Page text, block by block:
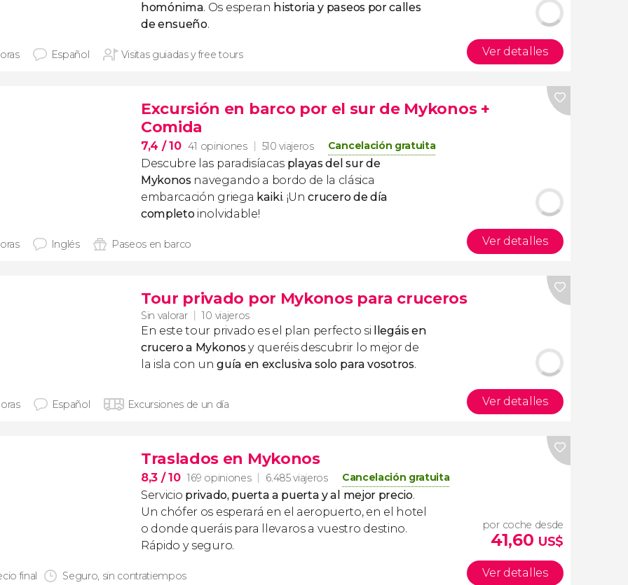
homónima. Os esperan historia y paseos por calles
de ensueño.
Español Visitas guiadas y free tours Ver detalles
Excursión en barco por el sur de Mykonos +
Comida
7,4 / 10 41 opiniones 510 viajeros Cancelación gratuita
Descubre las paradisíacas playas del sur de
Mykonosnavegando a bordo de la clásica
embarcación griega kaiki. ¡Uncrucero de día
completoinolvidable!
Inglés Paseos en barco Ver detalles
Tour privado por Mykonos para cruceros
Sin valorar 10 viajeros
En este tour privado es el plan perfecto si
llegáis en
crucero a Mykonosy queréis descubrir lo mejor de
la isla con unguía en exclusiva solo para vosotros.
Español Excursiones de un día Ver detalles
Traslados en Mykonos
8,3 / 10 169 opiniones 6.485 viajeros Cancelación gratuita
Servicio privado, puerta a puerta y al mejor precio.
Un chófer os esperará en el aeropuerto, en el hotel
o donde queráis para llevaros a vuestro destino.
Rápido y seguro.
final Seguro, sin contratiempos
por coche desde
41,60 US$
Ver detalles